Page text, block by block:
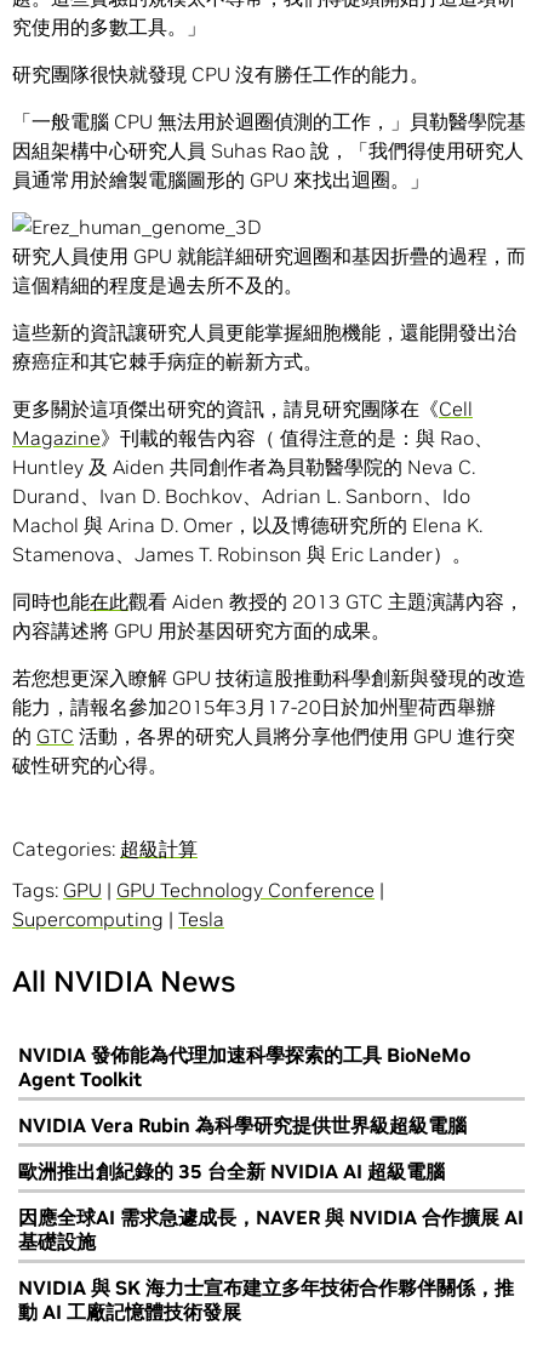
究使用的多數工具。」
研究團隊很快就發現 CPU 沒有勝任工作的能力。
「一般電腦 CPU 無法用於迴圈偵測的工作，」貝勒醫學院基
因組架構中心研究人員 Suhas Rao 說，「我們得使用研究人
員通常用於繪製電腦圖形的 GPU 來找出迴圈。」
研究人員使用 GPU 就能詳細研究迴圈和基因折疊的過程，而
這個精細的程度是過去所不及的。
這些新的資訊讓研究人員更能掌握細胞機能，還能開發出治
療癌症和其它棘手病症的嶄新方式。
更多關於這項傑出研究的資訊，請見研究團隊在《Cell
Magazine》刊載的報告內容（ 值得注意的是：與 Rao、
Huntley 及 Aiden 共同創作者為貝勒醫學院的 Neva C.
Durand、Ivan D. Bochkov、Adrian L. Sanborn、Ido
Machol 與 Arina D. Omer，以及博德研究所的 Elena K.
Stamenova、James T. Robinson 與 Eric Lander）。
同時也能在此觀看 Aiden 教授的 2013 GTC 主題演講內容，
內容講述將 GPU 用於基因研究方面的成果。
若您想更深入瞭解 GPU 技術這股推動科學創新與發現的改造
能力，請報名參加2015年3月17-20日於加州聖荷西舉辦
的 GTC 活動，各界的研究人員將分享他們使用 GPU 進行突
破性研究的心得。
Categories: 超級計算
Tags: GPU | GPU Technology Conference |
Supercomputing | Tesla
All NVIDIA News
NVIDIA 發佈能為代理加速科學探索的工具 BioNeMo
Agent Toolkit
NVIDIA Vera Rubin 為科學研究提供世界級超級電腦
歐洲推出創紀錄的 35 台全新 NVIDIA AI 超級電腦
因應全球AI 需求急遽成長，NAVER 與 NVIDIA 合作擴展 AI
基礎設施
NVIDIA 與 SK 海力士宣布建立多年技術合作夥伴關係，推
動 AI 工廠記憶體技術發展